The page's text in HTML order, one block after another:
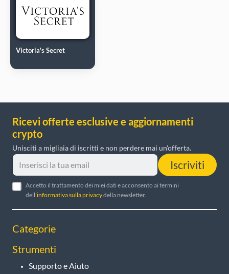
Victoria's Secret
Ricevi offerte esclusive e aggiornamenti
crypto
Unisciti a migliaia di iscritti e non perdere mai un'offerta.
Iscriviti
Accetto il trattamento dei miei dati e acconsento ai termini
dell'informativa sulla privacydella newsletter.
Categorie
Strumenti
Supporto e Aiuto